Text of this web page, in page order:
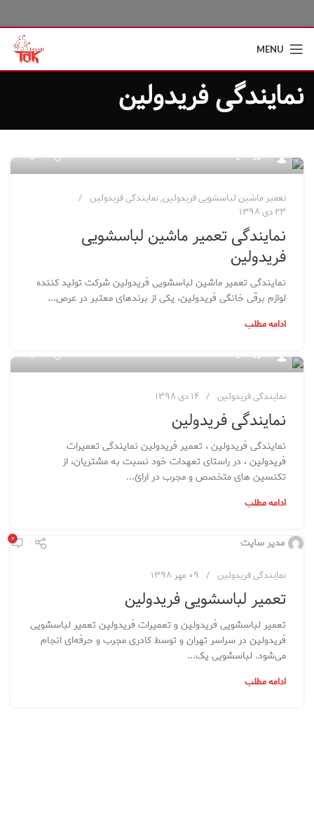
MENU
نمایندگی فریدولین
مدیر سایت
تعمیر ماشین لباسشویی فریدولین,نمایندگی فریدولین
۲۳ دی ۱۳۹۸
نمایندگی تعمیر ماشین لباسشویی
فریدولین
نمایندگی تعمیر ماشین لباسشویی فریدولین شرکت تولید کننده
لوازم برقی خانگی فریدولین، یکی از برندهای معتبر در عرص...
ادامه مطلب
مدیر سایت
نمایندگی فریدولین ۱۴ دی ۱۳۹۸
نمایندگی فریدولین
نمایندگی فریدولین ، تعمیر فریدولین نمایندگی تعمیرات
فریدولین ، در راستای تعهدات خود نسبت به مشتریان، از
تکنسین های متخصص و مجرب در ارائ...
ادامه مطلب
مدیر سایت ۰
نمایندگی فریدولین ۰۹ مهر ۱۳۹۸
تعمیر لباسشویی فریدولین
تعمیر لباسشویی فریدولین و تعمیرات فریدولین تعمیر لباسشویی
فریدولین در سراسر تهران و توسط کادری مجرب و حرفه‌ای انجام
می‌شود. لباسشویی یک...
ادامه مطلب